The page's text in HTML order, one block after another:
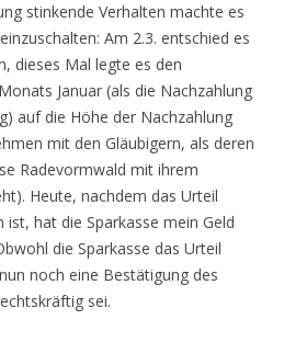
stinkende Verhalten machte es
Am 2.3. entschied es
dieses Mal legte es den
Januar (als die Nachzahlung
auf die Höhe der Nachzahlung
mit den Gläubigern, als deren
Radevormwald mit ihrem
Heute, nachdem das Urteil
hat die Sparkasse mein Geld
die Sparkasse das Urteil
noch eine Bestätigung des
sei.